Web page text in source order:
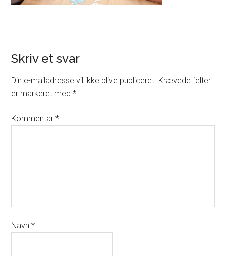
Skriv et svar
Din e-mailadresse vil ikke blive publiceret. Krævede felter
er markeret med*
Kommentar*
Navn*